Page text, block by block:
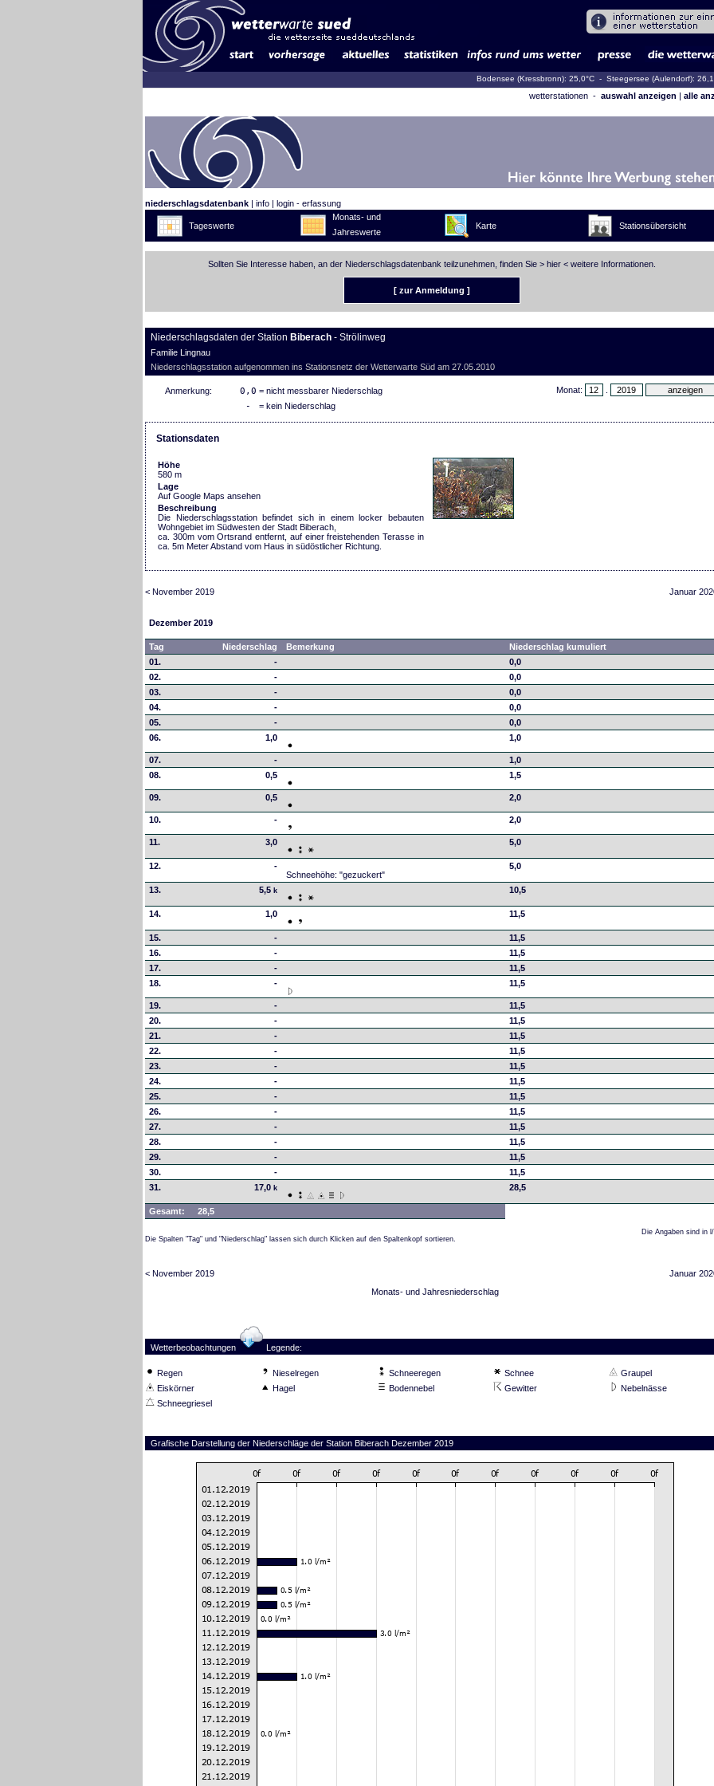
Bodensee (Kressbronn): 25,0°C - Steegersee (Aulendorf):
wetterstationen - auswahl anzeigen | alle
niederschlagsdatenbank| info| login - erfassung
Tageswerte
Monats- und
Jahreswerte
Karte Stationsübersicht
Sollten Sie Interesse haben, an der Niederschlagsdatenbank teilzunehmen, finden Sie > hier< weitere Informationen.
[ zur Anmeldung ]
Niederschlagsdaten der Station Biberach- Strölinweg
Familie Lingnau
Niederschlagsstation aufgenommen ins Stationsnetz der Wetterwarte Süd am 27.05.2010
Monat:
Anmerkung: 0,0 = nicht messbarer Niederschlag
- = kein Niederschlag
Stationsdaten
Höhe
580 m
Lage
Auf Google Maps ansehen
Beschreibung
Die Niederschlagsstation befindet sich in einem locker bebauten
Wohngebiet im Südwesten der Stadt Biberach,
ca. 300m vom Ortsrand entfernt, auf einer freistehenden Terasse in
ca. 5m Meter Abstand vom Haus in südöstlicher Richtung.
< November 2019 Januar
Dezember 2019
Tag Niederschlag Bemerkung
Niederschlag kumuliert
01.
-
0,0
02.
-
0,0
03.
-
0,0
04.
-
0,0
05.
-
0,0
06.
1,0 1,0
07. -
1,0
08.
0,5 1,5
09. 0,5 2,0
10. - 2,0
11. 3,0 5,0
12.
-
Schneehöhe: "gezuckert"
5,0
13. 5,5 k 10,5
14. 1,0 11,5
15. -
11,5
16.
-
11,5
17.
-
11,5
18.
- 11,5
19. -
11,5
20.
-
11,5
21.
-
11,5
22.
-
11,5
23.
-
11,5
24.
-
11,5
25.
-
11,5
26.
-
11,5
27.
-
11,5
28.
-
11,5
29.
-
11,5
30.
-
11,5
31.
17,0 k 28,5
Gesamt: 28,5
Die Spalten "Tag" und "Niederschlag" lassen sich durch Klicken auf den Spaltenkopf sortieren.
Die Angaben sind in l/
< November 2019
Januar
Monats- und Jahresniederschlag
Wetterbeobachtungen Legende:
Regen Nieselregen Schneeregen Schnee
Graupel
Eiskörner
Hagel Bodennebel Gewitter
Nebelnässe
Schneegriesel
Grafische Darstellung der Niederschläge der Station Biberach Dezember 2019